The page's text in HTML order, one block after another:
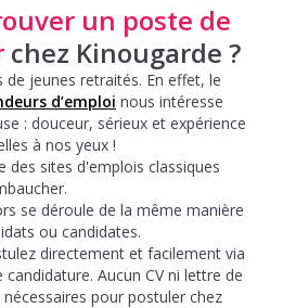
un poste de
chez Kinougarde ?
jeunes retraités. En effet, le
d’emploi nous intéresse
: douceur, sérieux et expérience
à nos yeux !
des sites d'emplois classiques
se déroule de la même manière
ou candidates.
directement et facilement via
Aucun CV ni lettre de
pour postuler chez